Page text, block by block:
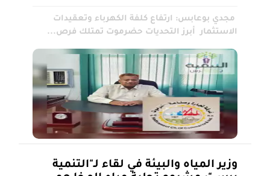
مجدي بوعابس: ارتفاع كلفة الكهرباء وتعقيدات
الاستثمار أبرز التحديات حضرموت تمتلك فرص...
وزير المياه والبيئة في لقاء لـ"التنمية